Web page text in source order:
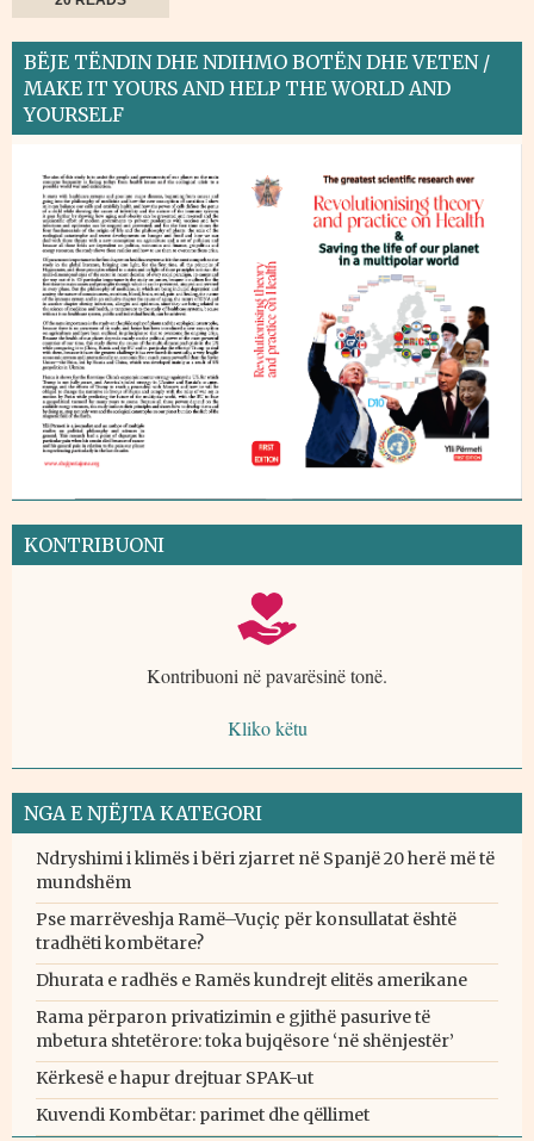
BËJE TËNDIN DHE NDIHMO BOTËN DHE VETEN /
MAKE IT YOURS AND HELP THE WORLD AND
YOURSELF
KONTRIBUONI
Kontribuoni në pavarësinë tonë.
Kliko këtu
NGA E NJËJTA KATEGORI
Ndryshimi i klimës i bëri zjarret në Spanjë 20 herë më të
mundshëm
Pse marrëveshja Ramë–Vuçiç për konsullatat është
tradhëti kombëtare?
Dhurata e radhës e Ramës kundrejt elitës amerikane
Rama përparon privatizimin e gjithë pasurive të
mbetura shtetërore: toka bujqësore ‘në shënjestër’
Kërkesë e hapur drejtuar SPAK-ut
Kuvendi Kombëtar: parimet dhe qëllimet